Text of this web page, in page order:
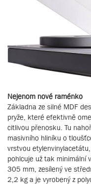
Nejenom nové raménko
Základna ze silné MDF
pryže, které efektivně
citlivou přenosku. Tu
masivního hliníku o
vrstvou
pohlcuje už tak minimální
305 mm, zesílený ve
2,2 kg a je vyrobený z